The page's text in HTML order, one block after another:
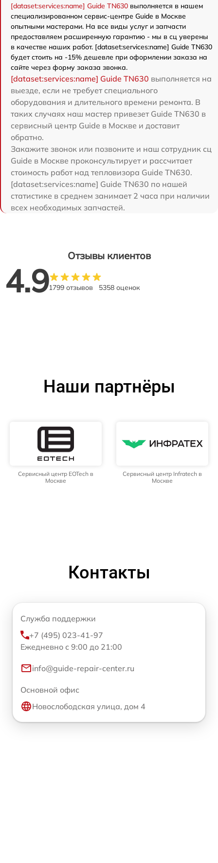
[dataset:services:name] Guide TN630 выполняется в нашем
специализированном сервис-центре Guide в Москве
опытными мастерами. На все виды услуг и запчасти
предоставляем расширенную гарантию - мы в сц уверены
в качестве наших работ. [dataset:services:name] Guide TN630
будет стоить на -15% дешевле при оформлении заказа на
сайте через форму заказа звонка.
[dataset:services:name] Guide TN630 выполняется на
выезде, если не требует специального
оборудования и длительного времени ремонта. В
таких случаях наш мастер привезет Guide TN630 в
сервисный центр Guide в Москве и доставит
обратно.
Закажите звонок или позвоните и наш сотрудник сц
Guide в Москве проконсультирует и рассчитает
стоимость работ над тепловизора Guide TN630.
[dataset:services:name] Guide TN630 по нашей
статистике в среднем занимает 2 часа при наличии
всех необходимых запчастей.
Отзывы клиентов
4.91799 отзывов 5358 оценок
Наши партнёры
Сервисный центр EOTech в
Москве
Сервисный центр Infratech в
Москве
Контакты
Служба поддержки
+7 (495) 023-41-97
Ежедневно с 9:00 до 21:00
info@guide-repair-center.ru
Основной офис
Новослободская улица, дом 4